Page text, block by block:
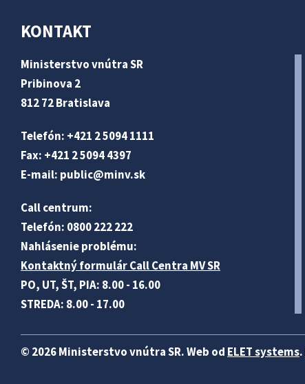
KONTAKT
Ministerstvo vnútra SR
Pribinova 2
812 72 Bratislava
Telefón: +421 2 5094 1111
Fax: +421 2 5094 4397
E-mail: public@minv.sk
Call centrum:
Telefón: 0800 222 222
Nahlásenie problému:
Kontaktný formulár Call Centra MV SR
PO, UT, ŠT, PIA: 8.00 - 16.00
STREDA: 8.00 - 17.00
© 2026 Ministerstvo vnútra SR. Web od ELET systems.